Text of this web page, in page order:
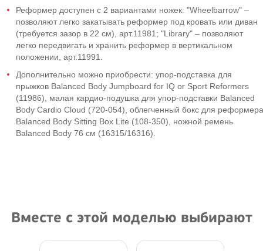
Реформер доступен с 2 вариантами ножек: "Wheelbarrow" –
позволяют легко закатывать реформер под кровать или диван
(требуется зазор в 22 см), арт.11981; "Library" – позволяют
легко передвигать и хранить реформер в вертикальном
положении, арт.11991.
Дополнительно можно приобрести: упор-подставка для
прыжков Balanced Body Jumpboard for IQ or Sport Reformers
(11986), малая кардио-подушка для упор-подставки Balanced
Body Cardio Cloud (720-054), облегченный бокс для реформера
Balanced Body Sitting Box Lite (108-350), ножной ремень
Balanced Body 76 см (16315/16316).
Вместе с этой моделью выбирают